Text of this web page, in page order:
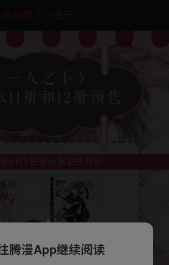
击加载上一章节
腾漫App继续阅读